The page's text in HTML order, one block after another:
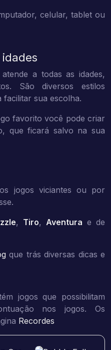
celular, tablet ou
a todas as idades,
São diversos estilos
facilitar sua escolha.
favorito você pode criar
que ficará salvo na sua
jogos viciantes ou por
, Tiro, Aventura e de
que trás diversas dicas e
jogos que possibilitam
nos jogos. Os
Recordes